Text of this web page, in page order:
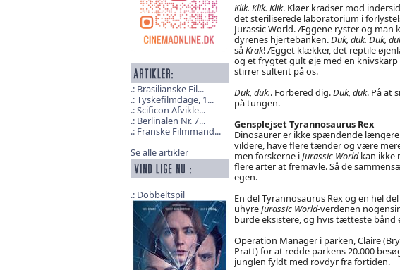
Brasilianske Fil...
Tyskefilmdage, 1...
Scificon Afvikle...
Berlinalen Nr. 7...
Franske Filmmand...
Se alle artikler
Dobbeltspil
Klik. Klik. Klik. Kløer kradser mod
det steriliserede laboratorium i
Jurassic World. Æggene ryster og man
dyrenes hjertebanken.Duk, duk. Duk,
såKrak! Ægget klækker, det reptile
og et frygtet gult øje med en
stirrer sultent på os.
Duk, duk.. Forbered dig.Duk, duk. På at
på tungen.
Gensplejset Tyrannosaurus Rex
Dinosaurer er ikke spændende
vildere, have flere tænder og være
men forskerne iJurassic Worldkan ikke
flere arter at fremavle. Så de
egen.
En del Tyrannosaurus Rex og en hel
uhyreJurassic World-verdenen
burde eksistere, og hvis tætteste bånd
Operation Manager i parken, Claire
Pratt) for at redde parkens 20.000
junglen fyldt med rovdyr fra fortiden.